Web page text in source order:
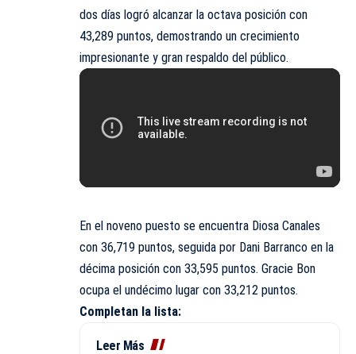
dos días logró alcanzar la octava posición con
43,289 puntos, demostrando un crecimiento
impresionante y gran respaldo del público.
En el noveno puesto se encuentra Diosa Canales
con 36,719 puntos, seguida por Dani Barranco en la
décima posición con 33,595 puntos. Gracie Bon
ocupa el undécimo lugar con 33,212 puntos.
Completan la lista:
Leer Más